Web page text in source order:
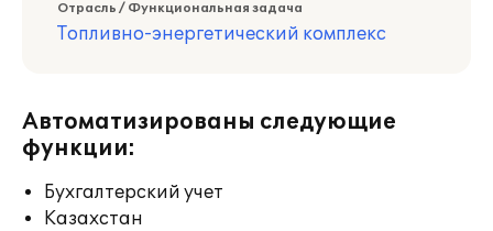
Отрасль / Функциональная задача
Топливно-энергетический комплекс
Автоматизированы следующие
функции:
Бухгалтерский учет
Казахстан